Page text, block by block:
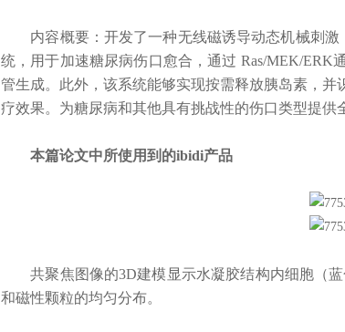
内容概要：开发了一种无线磁诱导动态机械刺激（
统，用于加速糖尿病伤口愈合，通过 Ras/MEK/ERK
管生成。此外，该系统能够实现按需释放胰岛素，
疗效果。为糖尿病和其他具有挑战性的伤口类型提供
本篇论文中所使用到的ibidi产品
共聚焦图像的3D建模显示水凝胶结构内细胞（蓝
和磁性颗粒的均匀分布。